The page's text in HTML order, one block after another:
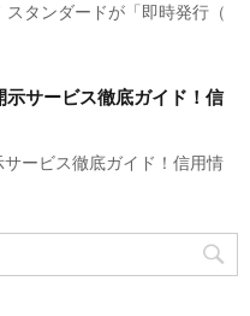
タンダードが「即時発行（
示サービス徹底ガイド！信
サービス徹底ガイド！信用情